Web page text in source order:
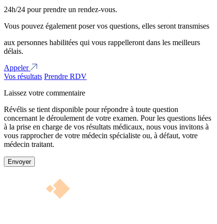
24h/24 pour prendre un rendez-vous.
Vous pouvez également poser vos questions, elles seront transmises
aux personnes habilitées qui vous rappelleront dans les meilleurs
délais.
Appeler
Vos résultats Prendre RDV
Laissez votre commentaire
Révélis se tient disponible pour répondre à toute question
concernant le déroulement de votre examen. Pour les questions liées
à la prise en charge de vos résultats médicaux, nous vous invitons à
vous rapprocher de votre médecin spécialiste ou, à défaut, votre
médecin traitant.
Envoyer